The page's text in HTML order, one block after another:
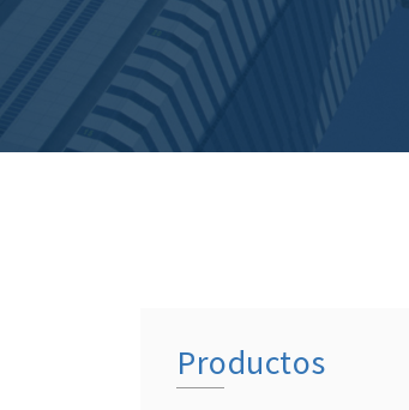
Productos